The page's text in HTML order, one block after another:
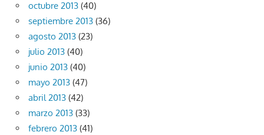
octubre 2013 (40)
septiembre 2013 (36)
agosto 2013 (23)
julio 2013 (40)
junio 2013 (40)
mayo 2013 (47)
abril 2013 (42)
marzo 2013 (33)
febrero 2013 (41)